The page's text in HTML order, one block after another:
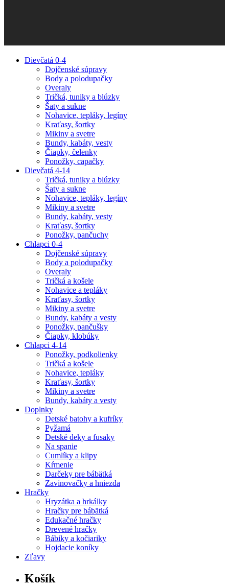
Dievčatá 0-4
Dojčenské súpravy
Body a polodupačky
Overaly
Tričká, tuniky a blúzky
Šaty a sukne
Nohavice, tepláky, legíny
Kraťasy, šortky
Mikiny a svetre
Bundy, kabáty, vesty
Čiapky, čelenky
Ponožky, capačky
Dievčatá 4-14
Tričká, tuniky a blúzky
Šaty a sukne
Nohavice, tepláky, legíny
Mikiny a svetre
Bundy, kabáty, vesty
Kraťasy, šortky
Ponožky, pančuchy
Chlapci 0-4
Dojčenské súpravy
Body a polodupačky
Overaly
Tričká a košele
Nohavice a tepláky
Kraťasy, šortky
Mikiny a svetre
Bundy, kabáty a vesty
Ponožky, pančušky
Čiapky, klobúky
Chlapci 4-14
Ponožky, podkolienky
Tričká a košele
Nohavice, tepláky
Kraťasy, šortky
Mikiny a svetre
Bundy, kabáty a vesty
Doplnky
Detské batohy a kufríky
Pyžamá
Detské deky a fusaky
Na spanie
Cumlíky a klipy
Kŕmenie
Darčeky pre bábätká
Zavinovačky a hniezda
Hračky
Hryzátka a hrkálky
Hračky pre bábätká
Edukačné hračky
Drevené hračky
Bábiky a kočiariky
Hojdacie koníky
Zľavy
Košík